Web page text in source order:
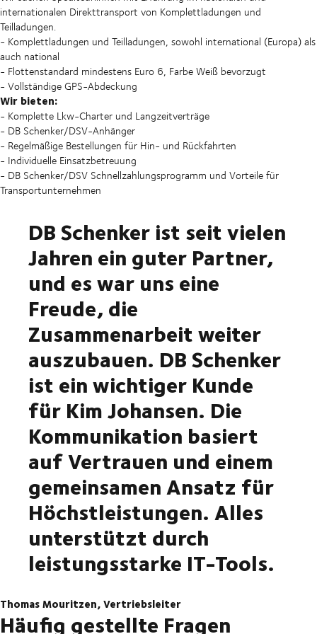
internationalen Direkttransport von Komplettladungen und
Teilladungen.
- Komplettladungen und Teilladungen, sowohl international (Europa) als
auch national
- Flottenstandard mindestens Euro 6, Farbe Weiß bevorzugt
- Vollständige GPS-Abdeckung
Wir bieten:
- Komplette Lkw-Charter und Langzeitverträge
- DB Schenker/DSV-Anhänger
- Regelmäßige Bestellungen für Hin- und Rückfahrten
- Individuelle Einsatzbetreuung
- DB Schenker/DSV Schnellzahlungsprogramm und Vorteile für
Transportunternehmen
DB Schenker ist seit vielen
Jahren ein guter Partner,
und es war uns eine
Freude, die
Zusammenarbeit weiter
auszubauen. DB Schenker
ist ein wichtiger Kunde
für Kim Johansen. Die
Kommunikation basiert
auf Vertrauen und einem
gemeinsamen Ansatz für
Höchstleistungen. Alles
unterstützt durch
leistungsstarke IT-Tools.
Thomas Mouritzen, Vertriebsleiter
Häufig gestellte Fragen